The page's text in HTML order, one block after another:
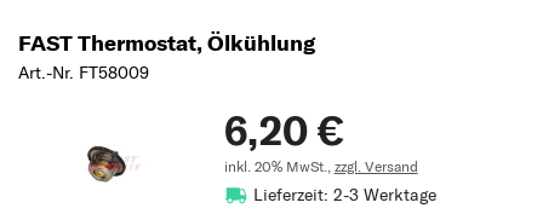
FAST Thermostat, Ölkühlung
Art.-Nr. FT58009
6,20 €
inkl. 20% MwSt., zzgl. Versand
Lieferzeit: 2-3 Werktage